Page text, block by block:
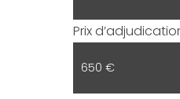
Prix
650 €